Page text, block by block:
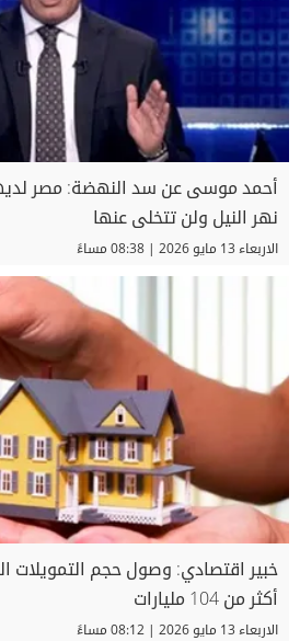
أحمد موسى عن سد النهضة: مصر
نهر النيل ولن تتخلى عنها
الاربعاء 13 مايو 2026 | 08:38 مساءً
خبير اقتصادي: وصول حجم التمويلات
أكثر من 104 مليارات
الاربعاء 13 مايو 2026 | 08:12 مساءً